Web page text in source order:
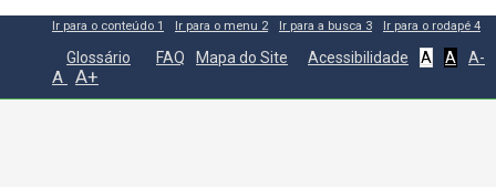
Ir para o conteúdo 1 Ir para o menu 2 Ir para a busca 3 Ir para o rodapé 4
Glossário FAQ Mapa do Site Acessibilidade A A A-
A A+